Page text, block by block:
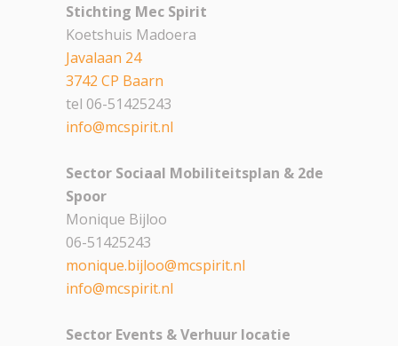
Stichting Mec Spirit
Koetshuis Madoera
Javalaan 24
3742 CP Baarn
tel 06-51425243
info@mcspirit.nl
Sector Sociaal Mobiliteitsplan & 2de
Spoor
Monique Bijloo
06-51425243
monique.bijloo@mcspirit.nl
info@mcspirit.nl
Sector Events & Verhuur locatie